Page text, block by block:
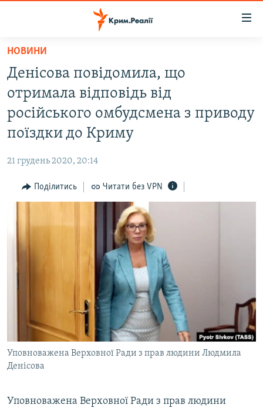
Перейти
основного
матеріалу
Перейти
до
основної
Перейти
пошуку
ВОДА.КРИМ
ВІДЕО ТА ФОТО
ПОЛІТИКА
ПОГЛЯД
ІНТЕРВ'Ю
УКРАЇНСЬКА ПРОБЛЕМА КРИМУ
ІНФОГРАФІКА
ЯК ОБІЙТИ БЛОКУВАННЯ
Русский
ДОЛУЧАЙСЯ!
НОВИНИ
Денісова повідомила, що
отримала відповідь від
російського омбудсмена з приводу
поїздки до Криму
21 грудень 2020, 20:14
Поділитись Читати без VPN
Уповноважена Верховної Ради з прав людини Людмила
Денісова
Уповноважена Верховної Ради з прав людини